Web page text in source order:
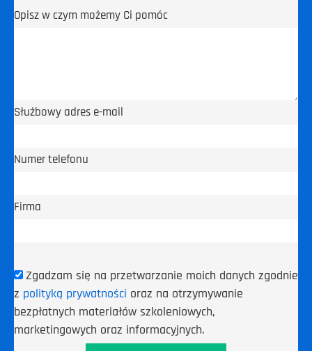
Opisz w czym możemy Ci pomóc
Służbowy adres e-mail
Numer telefonu
Firma
Zgadzam się na przetwarzanie moich danych zgodnie
z polityką prywatności oraz na otrzymywanie
bezpłatnych materiałów szkoleniowych,
marketingowych oraz informacyjnych.